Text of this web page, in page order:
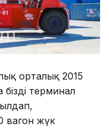
орталық 2015
терминал
вагон жүк